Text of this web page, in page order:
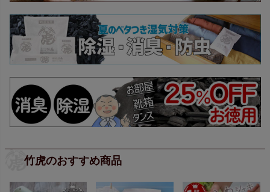
竹虎のおすすめ商品